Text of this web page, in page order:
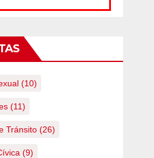
(10)
(11)
Tránsito(26)
(9)